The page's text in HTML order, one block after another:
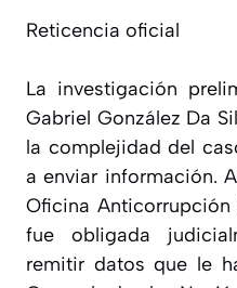
Reticencia oficial
La investigación
Gabriel González Da
la complejidad del
a enviar información.
Oficina
fue obligada
remitir datos que le